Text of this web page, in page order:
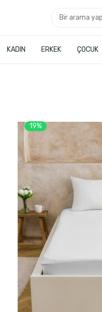
KADIN ERKEK ÇOCUK
19%